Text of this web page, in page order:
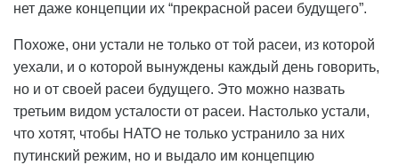
нет даже концепции их “прекрасной расеи будущего”.
Похоже, они устали не только от той расеи, из которой
уехали, и о которой вынуждены каждый день говорить,
но и от своей расеи будущего. Это можно назвать
третьим видом усталости от расеи. Настолько устали,
что хотят, чтобы НАТО не только устранило за них
путинский режим, но и выдало им концепцию